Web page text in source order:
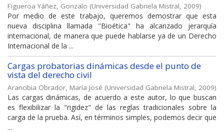
Figueroa Yáñez, Gonzalo (Universidad Gabriela Mistral, 2009)
Por medio de este trabajo, queremos demostrar que esta
nueva disciplina llamada "Bioética" ha alcanzado jerarquía
internacional, de manera que puede hablarse ya de un Derecho
Internacional de la ...
Cargas probatorias dinámicas desde el punto de
vista del derecho civil
Arancibia Obrador, María José (Universidad Gabriela Mistral, 2009)
Las cargas dinámicas, de acuerdo a este autor, lo que buscan
es flexibilizar la "rigidez" de las reglas tradicionales sobre la
carga de la prueba. Así, en términos simples, podemos decir que
...